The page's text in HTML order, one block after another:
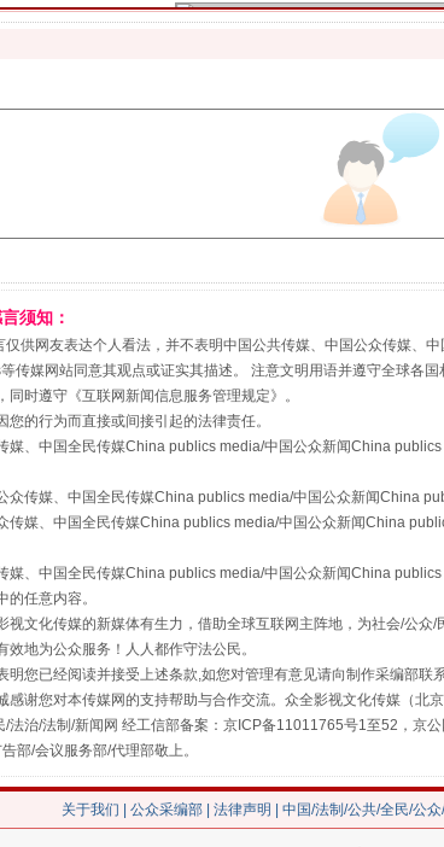
丛生
生物安全法正式实施
"原罪" "炒鞋教程"里的骗局
须知：
仅供网友表达个人看法，并不表明中国公共传媒、中国公众传媒
传媒网站同意其观点或证实其描述。 注意文明用语并遵守全球各国
同时遵守《互联网新闻信息服务管理规定》。
的行为而直接或间接引起的法律责任。
媒、中国全民传媒China publics media/中国公众新闻China
众传媒、中国全民传媒China publics media/中国公众新闻China
传媒、中国全民传媒China publics media/中国公众新闻China
媒、中国全民传媒China publics media/中国公众新闻China
的任意内容。
视文化传媒的新媒体有生力，借助全球互联网主阵地，为社会/公
地为公众服务！人人都作守法公民。
明您已经阅读并接受上述条款,如您对管理有意见请向制作采编部
感谢您对本传媒网的支持帮助与合作交流。众全影视文化传媒（北
/法治/法制/新闻网 经工信部备案：京ICP备11011765号1至52，京
部/会议服务部/代理部敬上。
关于我们 公众采编部 法律声明 | 中国/法制/公共/全民/公